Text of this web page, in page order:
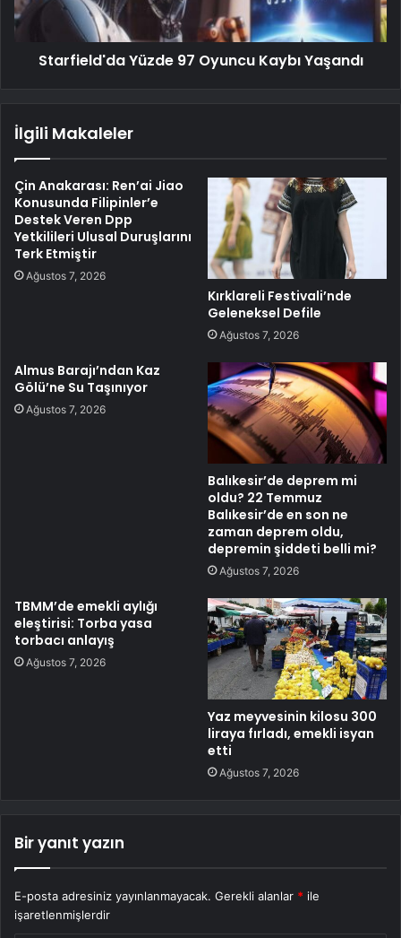
Starfield'da Yüzde 97 Oyuncu Kaybı Yaşandı
İlgili Makaleler
Çin Anakarası: Ren’ai Jiao
Konusunda Filipinler’e
Destek Veren Dpp
Yetkilileri Ulusal Duruşlarını
Terk Etmiştir
Ağustos 7, 2026
Kırklareli Festivali’nde
Geleneksel Defile
Ağustos 7, 2026
Almus Barajı’ndan Kaz
Gölü’ne Su Taşınıyor
Ağustos 7, 2026
Balıkesir’de deprem mi
oldu? 22 Temmuz
Balıkesir’de en son ne
zaman deprem oldu,
depremin şiddeti belli mi?
Ağustos 7, 2026
TBMM’de emekli aylığı
eleştirisi: Torba yasa
torbacı anlayış
Ağustos 7, 2026
Yaz meyvesinin kilosu 300
liraya fırladı, emekli isyan
etti
Ağustos 7, 2026
Bir yanıt yazın
E-posta adresiniz yayınlanmayacak. Gerekli alanlar * ile
işaretlenmişlerdir